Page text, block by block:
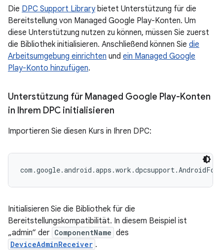
Die DPC Support Librarybietet Unterstützung für die
Bereitstellung von Managed Google Play-Konten. Um
diese Unterstützung nutzen zu können, müssen Sie zuerst
die Bibliothek initialisieren. Anschließend können Sie die
Arbeitsumgebung einrichten und ein Managed Google
Play-Konto hinzufügen.
Unterstützung für Managed Google Play-Konten
in Ihrem DPC initialisieren
Importieren Sie diesen Kurs in Ihren DPC:
Initialisieren Sie die Bibliothek für die
Bereitstellungskompatibilität. In diesem Beispiel ist
„admin“ der ComponentName des
DeviceAdminReceiver .